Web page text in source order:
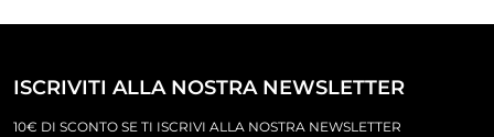
ISCRIVITI ALLA NOSTRA NEWSLETTER
10€ DI SCONTO SE TI ISCRIVI ALLA NOSTRA NEWSLETTER